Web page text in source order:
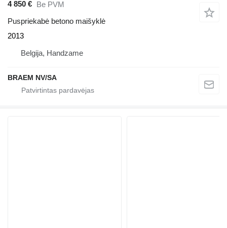
4 850 € Be PVM
Puspriekabė betono maišyklė
2013
Belgija, Handzame
BRAEM NV/SA